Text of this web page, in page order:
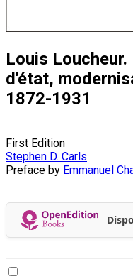
Louis
d'état,
1872-1931
First Edition
Stephen D. Carls
Preface by Emmanuel